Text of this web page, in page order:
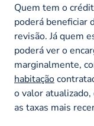
Quem tem o
poderá beneficiar
revisão. Já quem
poderá ver o
marginalmente,
habitação
o valor
as taxas mais